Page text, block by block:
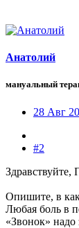
Анатолий
мануальный
28 Авг
#2
Здравствуйте,
Опишите, в
Любая боль в
«Звонок» надо